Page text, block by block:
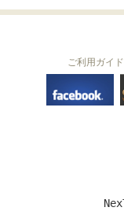
ご利用ガイド